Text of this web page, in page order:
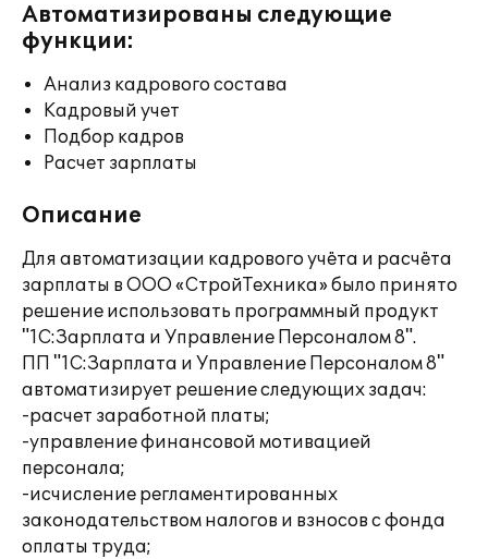
Автоматизированы следующие
функции:
Анализ кадрового состава
Кадровый учет
Подбор кадров
Расчет зарплаты
Описание
Для автоматизации кадрового учёта и расчёта
зарплаты в ООО «СтройТехника» было принято
решение использовать программный продукт
"1С:Зарплата и Управление Персоналом 8".
ПП "1С:Зарплата и Управление Персоналом 8"
автоматизирует решение следующих задач:
-расчет заработной платы;
-управление финансовой мотивацией
персонала;
-исчисление регламентированных
законодательством налогов и взносов с фонда
оплаты труда;